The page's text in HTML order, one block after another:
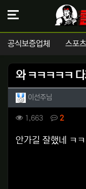
공식보증업체 스포
와 ㅋㅋㅋㅋㅋ
작성자 정보
이선주님
컨텐츠 정보
1,663조회 2댓글
본문
안가길 잘했네 ㅋㅋ